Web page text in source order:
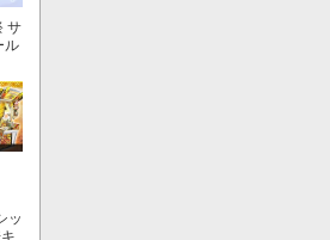
サ
ル
ッ